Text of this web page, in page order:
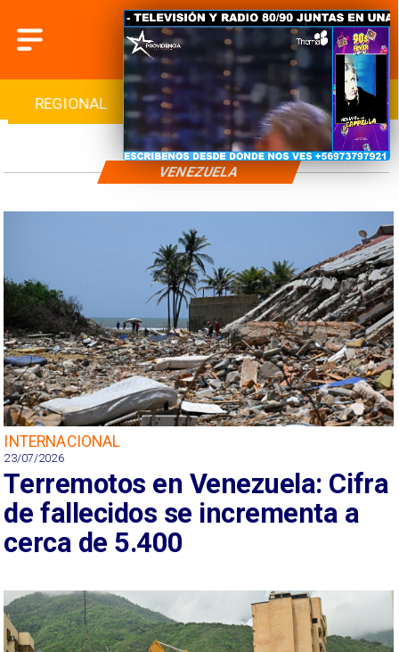
REGIONAL INTERNACIONAL DEPORTES
INTERNACIONAL
23/07/2026
Terremotos en Venezuela: Cifra
de fallecidos se incrementa a
cerca de 5.400
VENEZUELA